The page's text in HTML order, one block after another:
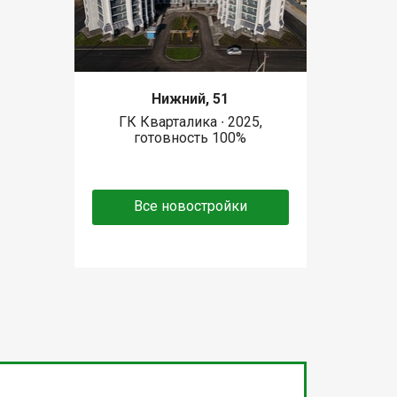
Нижний, 51
ГК Кварталика ∙ 2025,
готовность 100%
Все новостройки